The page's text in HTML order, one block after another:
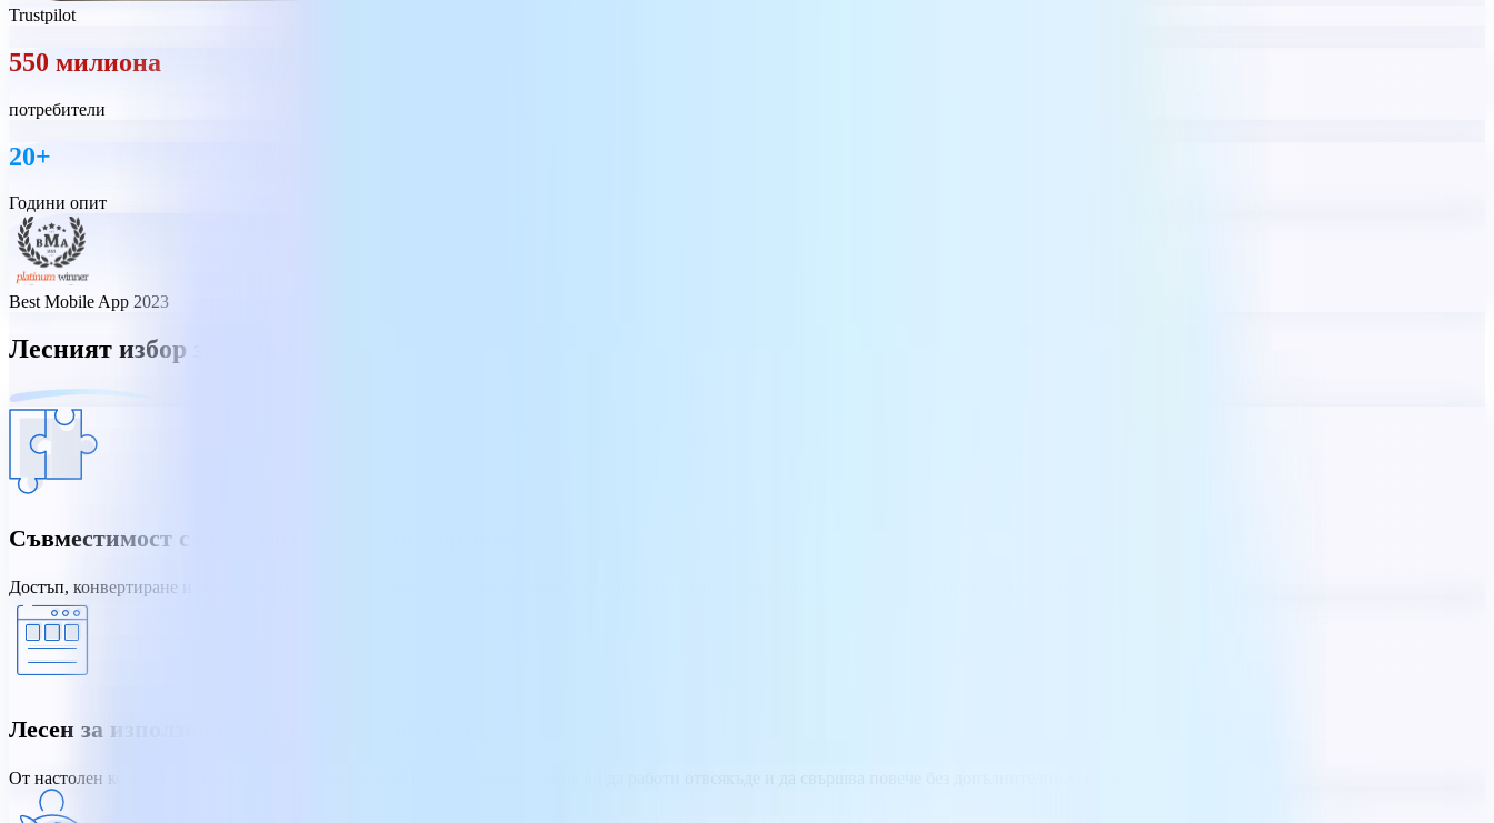
Trustpilot
550 милиона
потребители
20+
Години опит
Best Mobile App 2023
Лесният избор за всеки бизнес
Съвместимост с основните файлови формати
Достъп, конвертиране и споделяне на всички основни файлови формати, включително пълна съвместимост с Microsoft Office и Adobe PDF.
Лесен за използване на всяко устройство
От настолен компютър до мобилно устройство, MobiOffice улеснява екипа ви да работи отвсякъде и да свършва повече без допълнителни усилия.